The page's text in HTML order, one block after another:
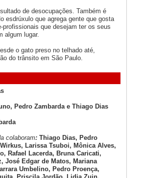
de desocupações. Também é
esdrúxulo que agrega gente que gosta
profissionais que desejam ter os seus
algum lugar.
o gato preso no telhado até,
do trânsito em São Paulo.
Pedro Zambarda e Thiago Dias
colaboram: Thiago Dias, Pedro
Larissa Tsuboi, Mônica Alves,
Rafael Lacerda, Bruna Caricati,
José Edgar de Matos, Mariana
Umbelino, Pedro Proença,